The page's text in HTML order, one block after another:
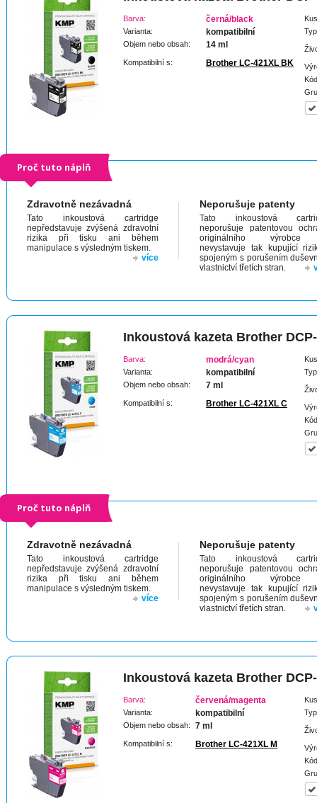
Barva: černá/black
Varianta: kompatibilní
Objem nebo obsah: 14 ml
Kompatibilní s: Brother LC-421XL BK
Proč tuto náplň
Zdravotně nezávadná
Tato inkoustová cartridge
nepředstavuje zvýšená zdravotní
rizika při tisku ani během
manipulace s výsledným tiskem.
více
Neporušuje patenty
Tato inkoustová
neporušuje patentovou
originálního
nevystavuje tak kupující
spojeným s porušením
vlastnictví třetích stran.
Inkoustová kazeta Brother
Barva: modrá/cyan
Varianta: kompatibilní
Objem nebo obsah: 7 ml
Kompatibilní s: Brother LC-421XL C
Proč tuto náplň
Zdravotně nezávadná
Tato inkoustová cartridge
nepředstavuje zvýšená zdravotní
rizika při tisku ani během
manipulace s výsledným tiskem.
více
Neporušuje patenty
Tato inkoustová
neporušuje patentovou
originálního
nevystavuje tak kupující
spojeným s porušením
vlastnictví třetích stran.
Inkoustová kazeta Brother
Barva: červená/magenta
Varianta: kompatibilní
Objem nebo obsah: 7 ml
Kompatibilní s: Brother LC-421XL M